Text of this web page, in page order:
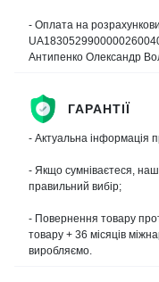
- Оплата на
Антипенко Олександр
ГАРАНТІЇ
- Актуальна інформація
- Якщо сумніваєтеся,
правильний вибір;
- Повернення товару
товару + 36 місяців
виробляємо.